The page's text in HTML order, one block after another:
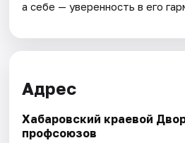
а себе — уверенность в его
Адрес
Хабаровский краевой
профсоюзов